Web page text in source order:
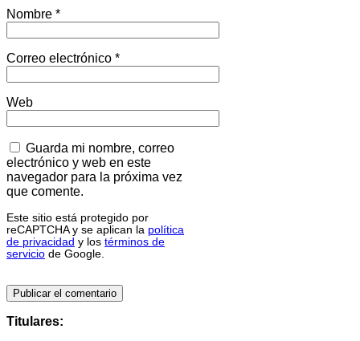
Nombre *
Correo electrónico *
Web
Guarda mi nombre, correo
electrónico y web en este
navegador para la próxima vez
que comente.
Este sitio está protegido por
reCAPTCHA y se aplican la política
de privacidad y los términos de
servicio de Google.
Titulares: